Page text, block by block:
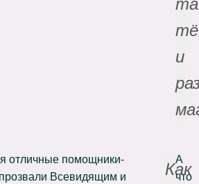
и
отличные помощники-
Всевидящим и
Как
А
что